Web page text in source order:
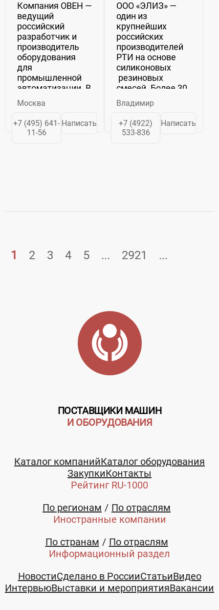
Компания ОВЕН —
ведущий
российский
разработчик и
производитель
оборудования
для
промышленной
автоматизации. В
продуктовом
портфеле
компании более
60 000 артикулов
Москва
+7 (495) 641-
11-56
Написать
ООО «ЭЛИЗ» —
один из
крупнейших
российских
производителей
РТИ на основе
силиконовых
резиновых
смесей. Более 30
лет мы
производим
качественную
продукцию,
Владимир
+7 (4922)
533-836
Написать
1 2 3 4 5 ... 2921 ...
ПОСТАВЩИКИ МАШИН
И ОБОРУДОВАНИЯ
Каталог компанийКаталог оборудования
ЗакупкиКонтакты
Рейтинг RU-1000
По регионам
По отраслям
Иностранные компании
По странам
По отраслям
Информационный раздел
НовостиСделано в РоссииСтатьиВидео
ИнтервьюВыставки и мероприятияВакансии